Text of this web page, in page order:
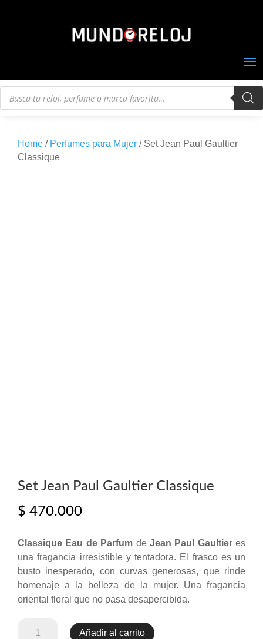
Búsqueda
Home / Perfumes para Mujer / Set Jean Paul Gaultier
Classique
Set Jean Paul Gaultier Classique
$ 470.000
Classique Eau de Parfum de Jean Paul Gaultieres
una fragancia irresistible y tentadora. El frasco es un
busto inesperado, con curvas generosas, que rinde
homenaje a la belleza de la mujer. Una fragancia
oriental floral que no pasa desapercibida.
Añadir al carrito